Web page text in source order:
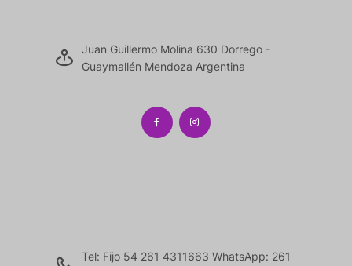
Juan Guillermo Molina 630 Dorrego -
Guaymallén Mendoza Argentina
Tel: Fijo 54 261 4311663 WhatsApp: 261